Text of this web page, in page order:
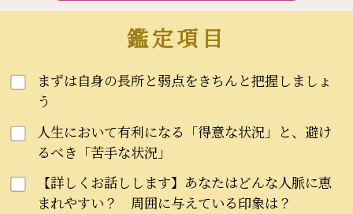
鑑定項目
まずは自身の長所と弱点をきちんと把握しましょ
う
人生において有利になる「得意な状況」と、避け
るべき「苦手な状況」
【詳しくお話しします】あなたはどんな人脈に恵
まれやすい？ 周囲に与えている印象は？